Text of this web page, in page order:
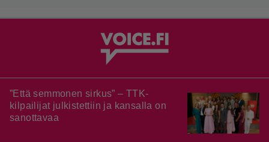
”Että semmonen sirkus” – TTK-
kilpailijat julkistettiin ja kansalla on
sanottavaa